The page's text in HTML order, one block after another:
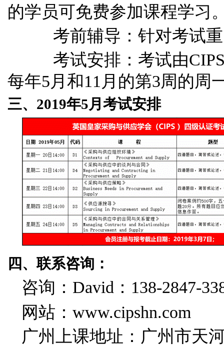
的学员可免费参加课程学习
考前辅导：针对考试重
考试安排：考试由CIPS
每年5月和11月的第3周的周
三、2019年5月考试安排
四、联系咨询：
咨询：David：138-2847-
网站：
广州上课地址：广州市天